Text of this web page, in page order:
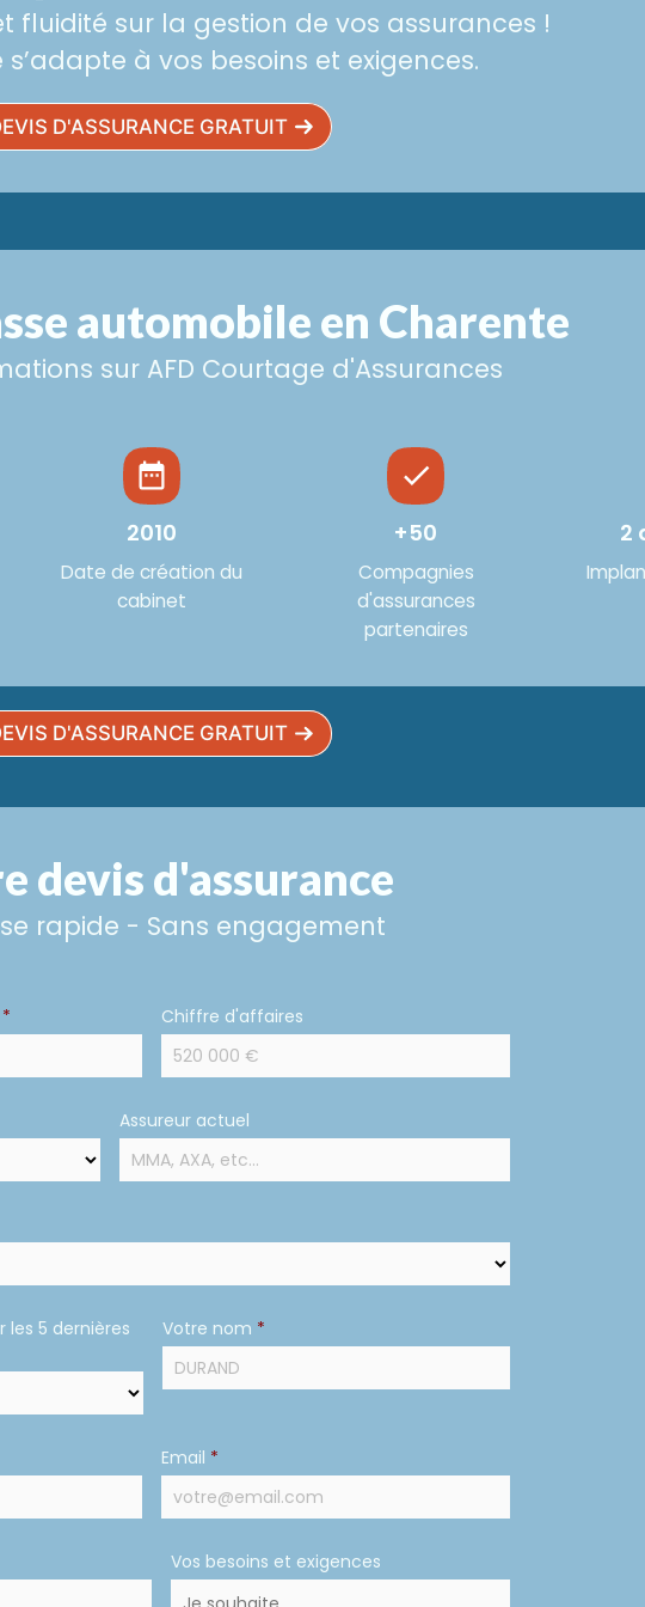
fluidité sur la gestion de vos assurances !
s’adapte à vos besoins et exigences.
D'ASSURANCE GRATUIT
automobile en Charente
sur AFD Courtage d'Assurances
2010
Date de création du
cabinet
+50
Compagnies
d'assurances
partenaires
2
D'ASSURANCE GRATUIT
devis d'assurance
rapide - Sans engagement
* Chiffre d'affaires
Assureur actuel
les 5 dernières
Votre nom *
Email *
Vos besoins et exigences